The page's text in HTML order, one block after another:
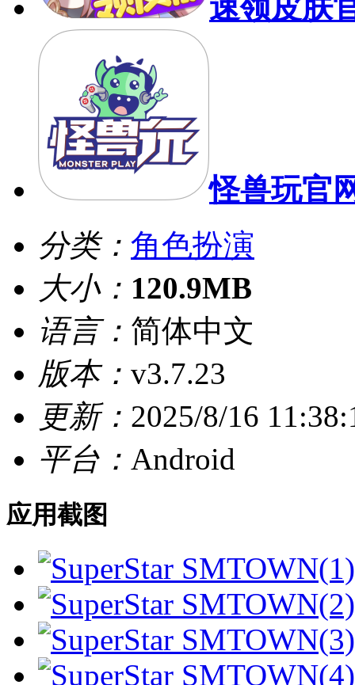
速领皮肤
怪兽玩官
分类： 角色扮演
大小： 120.9MB
语言： 简体中文
版本： v3.7.23
更新： 2025/8/16
平台： Android
应用截图